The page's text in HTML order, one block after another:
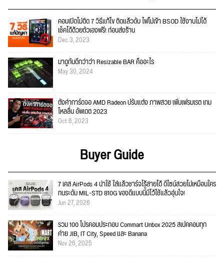
คอมเปิดไม่ติด 7 วิธีแก้ไข ติดแล้วดับ ไฟไม่เข้า BSOD ใช้งานไม่ได้
เช็คได้ด้วยตัวเองฟรี! ก่อนส่งร้าน
Dec 3, 2023
มาดูกันดีกว่าว่า Resizable BAR คืออะไร
May 30, 2024
ตั้งค่าการ์ดจอ AMD Radeon ปรับแต่ง ภาพสวย เพิ่มเฟรมเรต เกม
ไหลลื่น อัพเดต 2023
Oct 6, 2023
Buyer Guide
7 เคส AirPods 4 น่าใช้ ใส่แล้วชาร์จไร้สายได้ ดีไซน์สวยไม่เหมือนใคร
ทนระดับ MIL-STD 810G ของดีแบบนี้มีไว้ใช้แล้วอุ่นใจ!
Jun 27, 2026
รวม 100 โปรคอมประกอบ Commart Unbox 2025 สเปคคอมทุก
ค่าย JIB, IT City, Speed และ Banana
Nov 26, 2025